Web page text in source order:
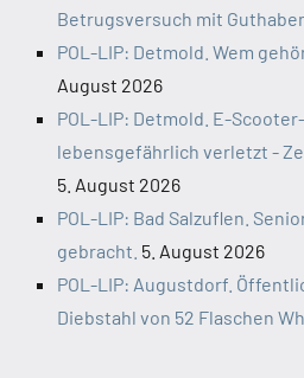
Betrugsversuch mit
POL-LIP: Detmold. Wem
August 2026
POL-LIP: Detmold. E-
lebensgefährlich verletzt -
5. August 2026
POL-LIP: Bad Salzuflen.
gebracht. 5. August 2026
POL-LIP: Augustdorf.
Diebstahl von 52 Flaschen